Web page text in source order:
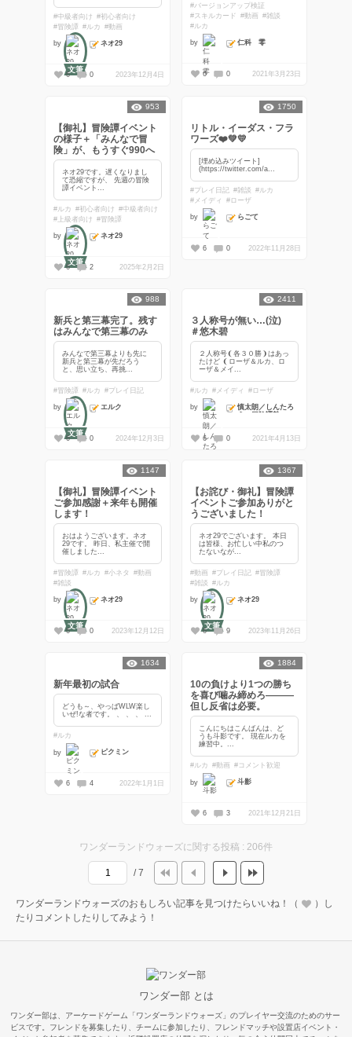
#中級者向け #初心者向け
#冒険譚 #ルカ #動画
by
文筆
ネオ29
6 0 2023年12月4日
#バージョンアップ検証
#スキルカード
#動画 #雑談
#ルカ
by 仁科 零
6 0 2021年3月23日
【御礼】冒険譚イベント
の様子＋「みんなで冒
険」が、もうすぐ990へ
ネオ29です。遅くなりまし
て恐縮ですが、 先週の冒険
譚イベント...
#ルカ #初心者向け #中級者向け
#上級者向け #冒険譚
by
文筆
ネオ29
953
6 2 2025年2月2日
リトル・イーダス・フラ
ワーズ❤️💚💛
[埋め込みツイート]
(https://twitter.com/a...
#プレイ日記 #雑談
#ルカ
#メイディ
#ローザ
by らごて
1750
6 0 2022年11月28日
新兵と第三幕完了。残す
はみんなで第三幕のみ
みんなで第三幕よりも先に
新兵と第三幕が先だろう
と、思い立ち、再挑...
#冒険譚 #ルカ #プレイ日記
by
文筆
エルク
988
6 0 2024年12月3日
３人称号が無い…(泣)
＃悠木碧
２人称号❨各３０勝❩はあっ
たけど ❨ローザ＆ルカ、ロ
ーザ＆メイ...
#ルカ #メイディ #ローザ
by
慎太朗／しんたろ
う：冒険譚勢
2411
6 0 2021年4月13日
【御礼】冒険譚イベント
ご参加感謝＋来年も開催
します！
おはようございます。ネオ
29です。 昨日、私主催で開
催しました...
#冒険譚 #ルカ #小ネタ
#動画
#雑談
by
文筆
ネオ29
1147
6 0 2023年12月12日
【お詫び・御礼】冒険譚
イベントご参加ありがと
うございました！
ネオ29でございます。 本日
は皆様、お忙しい中私のつ
たないなが...
#動画 #プレイ日記 #冒険譚
#雑談
#ルカ
by
文筆
ネオ29
1367
6 9 2023年11月26日
新年最初の試合
どうも～、やっぱWLW楽し
いぜ!な者です。 、 、 、 ...
#ルカ
by ピクミン
1634
6 4 2022年1月1日
10の負けより1つの勝ち
を喜び噛み締めろ―――
但し反省は必要。
こんにちはこんばんは、ど
うも斗影です。 現在ルカを
練習中。...
#ルカ #動画 #コメント歓迎
by 斗影
1884
6 3 2021年12月21日
ワンダーランドウォーズに関する投稿 : 206件
/ 7
ワンダーランドウォーズのおもしろい記事を見つけたらいいね！（
）し
たりコメントしたりしてみよう！
ワンダー部 とは
ワンダー部は、アーケードゲーム「ワンダーランドウォーズ」のプレイヤー交流のためのサー
ビスです。フレンドを募集したり、チームに参加したり、フレンドマッチや設置店イベント・